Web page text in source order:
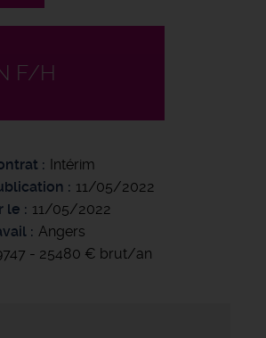
F/H
Intérim
11/05/2022
le
11/05/2022
Angers
- 25480 € brut/an